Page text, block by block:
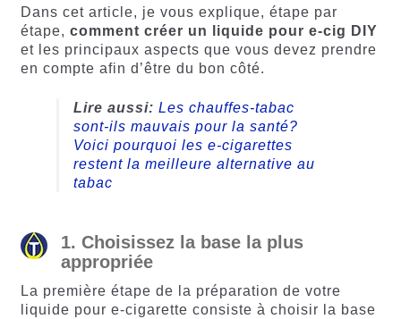
client
Dans cet article, je vous explique, étape par
étape, comment créer un liquide pour e-cig DIY
et les principaux aspects que vous devez prendre
en compte afin d’être du bon côté.
Lire aussi: Les chauffes-tabac
sont-ils mauvais pour la santé?
Voici pourquoi les e-cigarettes
restent la meilleure alternative au
tabac
1. Choisissez la base la plus
appropriée
La première étape de la préparation de votre
liquide pour e-cigarette consiste à choisir la base